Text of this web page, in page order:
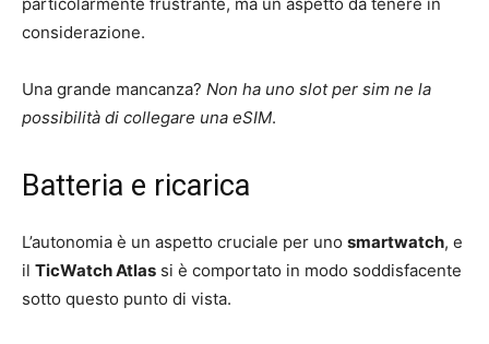
considerazione.
Una grande mancanza? Non ha uno slot per sim ne la
possibilità di collegare una eSIM.
Batteria e ricarica
L’autonomia è un aspetto cruciale per uno smartwatch, e
il TicWatch Atlas si è comportato in modo soddisfacente
sotto questo punto di vista.